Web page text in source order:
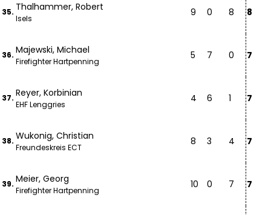
35. Thalhammer, Robert
Isels
9 0 8 8
36. Majewski, Michael
Firefighter Hartpenning
5 7 0 7
37. Reyer, Korbinian
EHF Lenggries
4 6 1 7
38. Wukonig, Christian
Freundeskreis ECT
8 3 4 7
39. Meier, Georg
Firefighter Hartpenning
10 0 7 7